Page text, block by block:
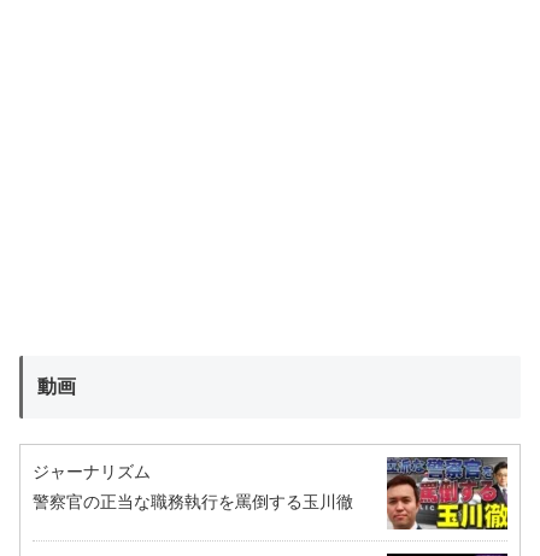
動画
ジャーナリズム
警察官の正当な職務執行を罵倒する玉川徹